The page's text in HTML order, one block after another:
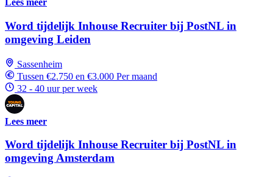
Lees meer
Word tijdelijk Inhouse Recruiter bij PostNL in
omgeving Leiden
Sassenheim
Tussen €2.750 en €3.000 Per maand
32 - 40 uur per week
Lees meer
Word tijdelijk Inhouse Recruiter bij PostNL in
omgeving Amsterdam